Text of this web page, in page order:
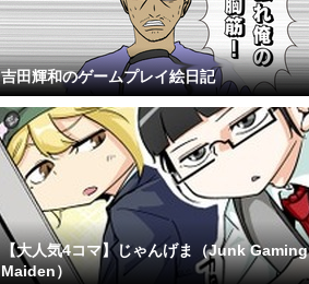
吉田輝和のゲームプレイ絵日記
【大人気4コマ】じゃんげま（Junk Gaming
Maiden）